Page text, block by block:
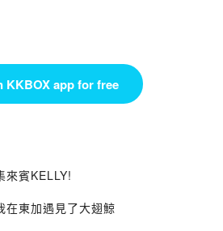
KKBOX app for free
來賓KELLY!
在東加遇見了大翅鯨